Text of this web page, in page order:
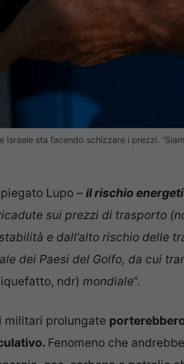
Israele sta facendo schizzare i prezzi.
Lupo – il rischio
sui prezzi di trasporto
e dall’alto rischio delle
dei Paesi del Golfo, da cui
ndr) mondiale”.
militari prolungate
Fenomeno che